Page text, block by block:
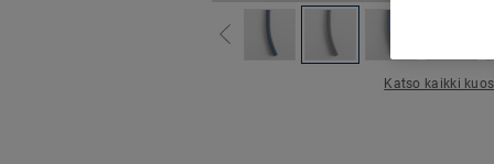
Katso kaikki